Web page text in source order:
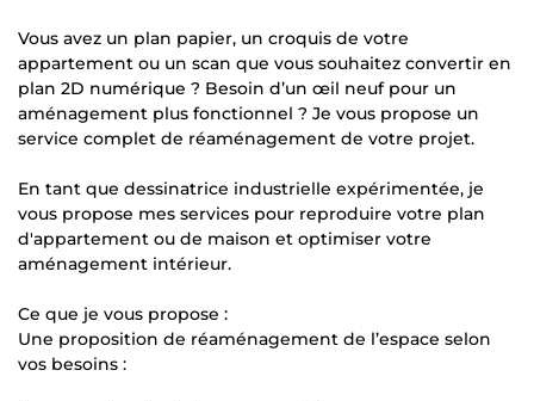
Vous avez un plan papier, un croquis de votre
appartement ou un scan que vous souhaitez convertir en
plan 2D numérique ? Besoin d’un œil neuf pour un
aménagement plus fonctionnel ? Je vous propose un
service complet de réaménagement de votre projet.
En tant que dessinatrice industrielle expérimentée, je
vous propose mes services pour reproduire votre plan
d'appartement ou de maison et optimiser votre
aménagement intérieur.
Ce que je vous propose :
Une proposition de réaménagement de l’espace selon
vos besoins :